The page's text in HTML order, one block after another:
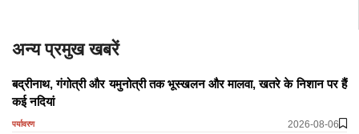
अन्य प्रमुख खबरें
बद्रीनाथ, गंगोत्री और यमुनोत्री तक भूस्खलन और मालवा, खतरे के निशान पर हैं
कई नदियां
पर्यावरण 2026-08-06